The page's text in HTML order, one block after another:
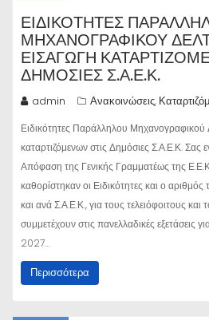
ΕΙΔΙΚΌΤΗΤΕΣ
ΜΗΧΑΝΟΓΡΑΦΙΚΟΎ
ΕΙΣΑΓΩΓΉ
ΔΗΜΌΣΙΕΣ Σ.Α.Ε.Κ.
admin Ανακοινώσεις,
Ειδικότητες Παράλληλου Μηχανογραφικού
καταρτιζόμενων στις Δημόσιες Σ.Α.Ε.Κ.
Απόφαση της Γενικής Γραμματέως της
καθορίστηκαν οι Ειδικότητες και ο αριθμός
και ανά Σ.Α.Ε.Κ., για τους τελειόφοιτους
συμμετέχουν στις πανελλαδικές εξετάσεις
2027…
Περισσότερα